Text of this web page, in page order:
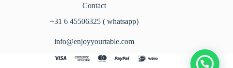
Contact
‪+31 6 45506325‬ ( whatsapp)
info@enjoyyourtable.com